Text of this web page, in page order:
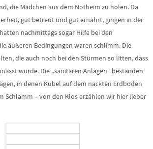
die Mädchen aus dem Notheim zu holen. Da
gut betreut und gut ernährt, gingen in der
nachmittags sogar Hilfe bei den
äußeren Bedingungen waren schlimm. Die
die auch noch bei den Stürmen so litten, dass
wurde. Die „sanitären Anlagen“ bestanden
in denen Kübel auf dem nackten Erdboden
Schlamm – von den Klos erzählen wir hier lieber